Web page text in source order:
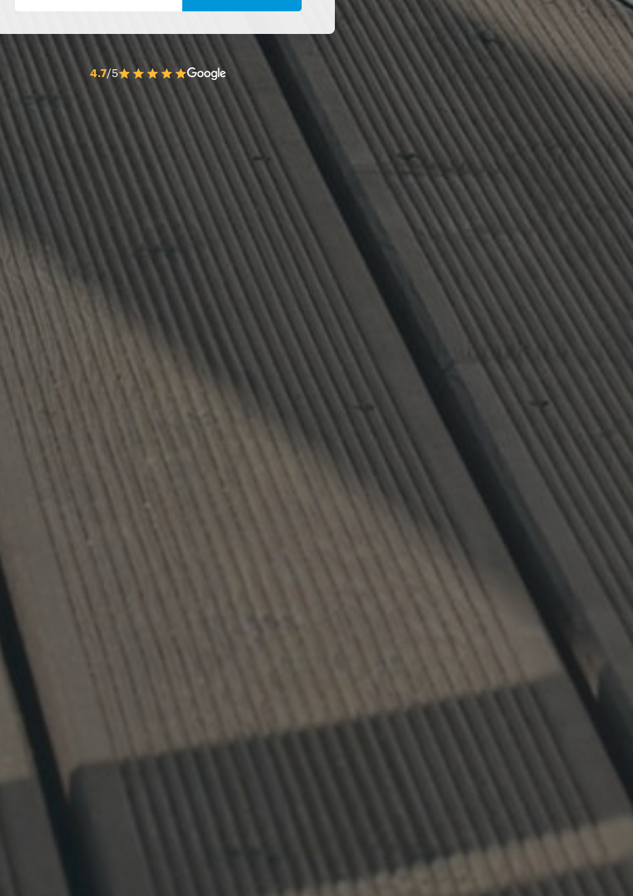
4.7/5